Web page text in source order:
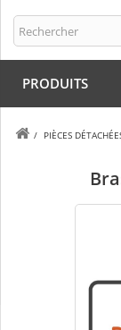
PRODUITS
/ PIÈCES